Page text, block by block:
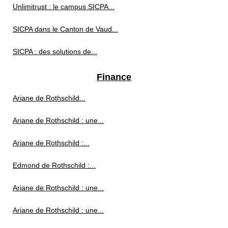
Unlimitrust : le campus SICPA...
SICPA dans le Canton de Vaud...
SICPA : des solutions de...
Finance
Ariane de Rothschild...
Ariane de Rothschild : une...
Ariane de Rothschild :...
Edmond de Rothschild :...
Ariane de Rothschild : une...
Ariane de Rothschild : une...